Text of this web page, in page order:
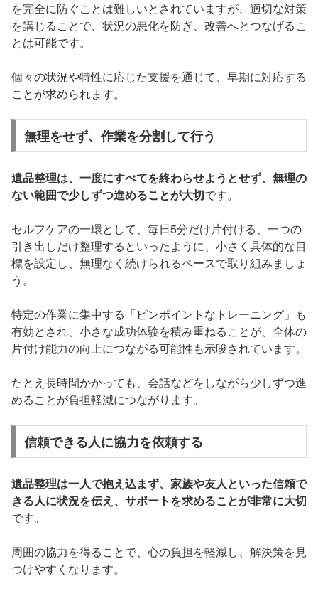
を完全に防ぐことは難しいとされていますが、適切な対策
を講じることで、状況の悪化を防ぎ、改善へとつなげるこ
とは可能です。
個々の状況や特性に応じた支援を通じて、早期に対応する
ことが求められます。
無理をせず、作業を分割して行う
遺品整理は、一度にすべてを終わらせようとせず、無理の
ない範囲で少しずつ進めることが大切です。
セルフケアの一環として、毎日5分だけ片付ける、一つの
引き出しだけ整理するといったように、小さく具体的な目
標を設定し、無理なく続けられるペースで取り組みましょ
う。
特定の作業に集中する「ピンポイントなトレーニング」も
有効とされ、小さな成功体験を積み重ねることが、全体の
片付け能力の向上につながる可能性も示唆されています。
たとえ長時間かかっても、会話などをしながら少しずつ進
めることが負担軽減につながります。
信頼できる人に協力を依頼する
遺品整理は一人で抱え込まず、家族や友人といった信頼で
きる人に状況を伝え、サポートを求めることが非常に大切
です。
周囲の協力を得ることで、心の負担を軽減し、解決策を見
つけやすくなります。